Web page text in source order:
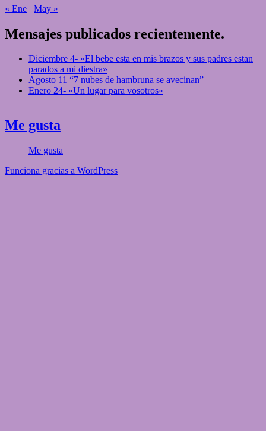
« Ene
May »
Mensajes publicados recientemente.
Diciembre 4- «El bebe esta en mis brazos y sus padres estan
parados a mi diestra»
Agosto 11 “7 nubes de hambruna se avecinan”
Enero 24- «Un lugar para vosotros»
Me gusta
Me gusta
Funciona gracias a WordPress